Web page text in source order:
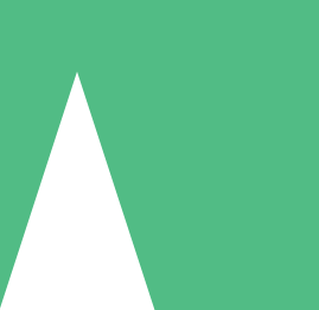
Kreditpaket
Inget månatligt åtagande
5 Nedladdningar
US$